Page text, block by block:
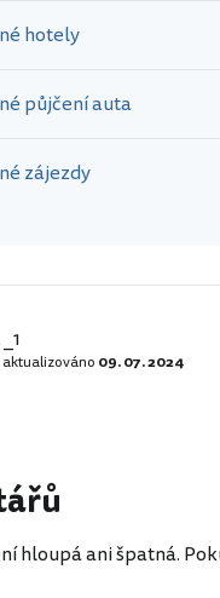
hotely
půjčení auta
zájezdy
09. 07. 2024
hloupá ani špatná.